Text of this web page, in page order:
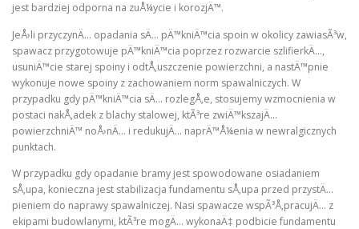
jest bardziej odporna na zuÅ¼ycie i korozjÄ™.
JeÅ›li przyczynÄ… opadania sÄ… pÄ™kniÄ™cia spoin w okolicy zawiasÃ³w,
spawacz przygotowuje pÄ™kniÄ™cia poprzez rozwarcie szlifierkÄ…,
usuniÄ™cie starej spoiny i odtÅ‚uszczenie powierzchni, a nastÄ™pnie
wykonuje nowe spoiny z zachowaniem norm spawalniczych. W
przypadku gdy pÄ™kniÄ™cia sÄ… rozlegÅ‚e, stosujemy wzmocnienia w
postaci nakÅ‚adek z blachy stalowej, ktÃ³re zwiÄ™kszajÄ…
powierzchniÄ™ noÅ›nÄ… i redukujÄ… naprÄ™Å¼enia w newralgicznych
punktach.
W przypadku gdy opadanie bramy jest spowodowane osiadaniem
sÅ‚upa, konieczna jest stabilizacja fundamentu sÅ‚upa przed przystÄ…
pieniem do naprawy spawalniczej. Nasi spawacze wspÃ³Å‚pracujÄ… z
ekipami budowlanymi, ktÃ³re mogÄ… wykonaÄ‡ podbicie fundamentu